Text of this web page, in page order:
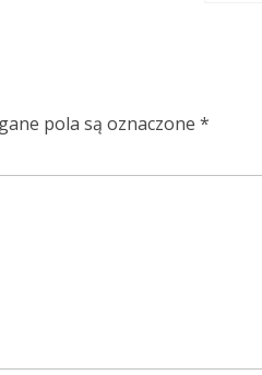
pola są oznaczone *